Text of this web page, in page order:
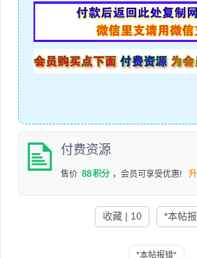
付费资源
售价 88积分 ，会员可享受优惠!
收藏 | 10 *本帖